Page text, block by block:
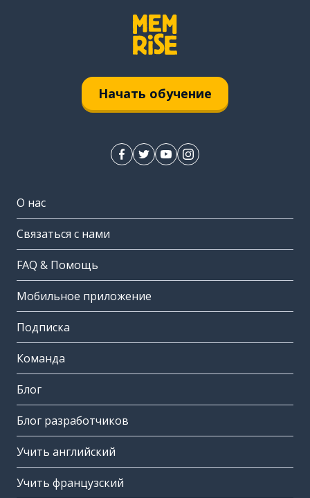
Начать обучение
О нас
Связаться с нами
FAQ & Помощь
Мобильное приложение
Подписка
Команда
Блог
Блог разработчиков
Учить английский
Учить французский